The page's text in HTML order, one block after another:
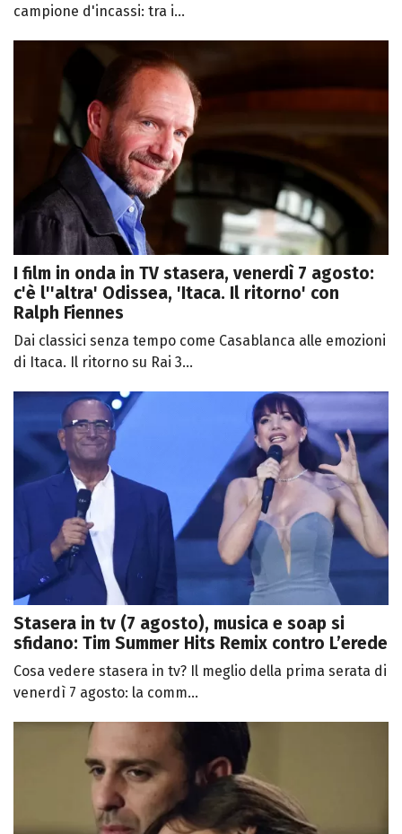
campione d'incassi: tra i...
I film in onda in TV stasera, venerdì 7 agosto:
c'è l''altra' Odissea, 'Itaca. Il ritorno' con
Ralph Fiennes
Dai classici senza tempo come Casablanca alle emozioni
di Itaca. Il ritorno su Rai 3...
Stasera in tv (7 agosto), musica e soap si
sfidano: Tim Summer Hits Remix contro L’erede
Cosa vedere stasera in tv? Il meglio della prima serata di
venerdì 7 agosto: la comm...